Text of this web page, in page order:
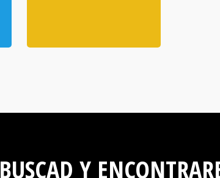
BUSCAD Y